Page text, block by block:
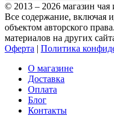
© 2013 – 2026 магазин
Все содержание, включая
объектом авторского
материалов на других
Оферта | Политика
О магазине
Доставка
Оплата
Блог
Контакты